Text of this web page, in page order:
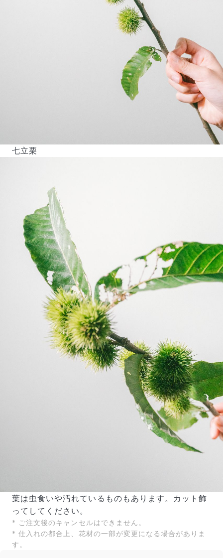
ただいま沖縄・離島エリアへの配送には対応しておりませ
指定はできません。受け取り時間帯は、発送後にクロネコヤ
マトのアプリから変更可能です。
Q. 注文後にキャンセルできますか？
ご注文後一定時間内であればキャンセル可能です。
七立栗
葉は虫食いや汚れているものもあります。カット飾
ってしてください。
* ご注文後のキャンセルはできません。
* 仕入れの都合上、花材の一部が変更になる場合がありま
す。